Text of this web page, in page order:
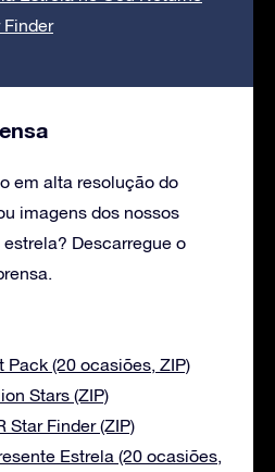
Finder
em alta resolução do
imagens dos nossos
Descarregue o
Pack (20 ocasiões, ZIP)
Stars (ZIP)
Star Finder (ZIP)
Estrela (20 ocasiões,